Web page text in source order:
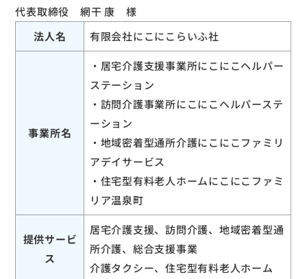
代表取締役 網干 康 様
法人名
有限会社にこにこらいふ社
事業所名
・居宅介護支援事業所にこにこヘルパー
ステーション
・訪問介護事業所にこにこヘルパーステ
ーション
・地域密着型通所介護にこにこファミリ
アデイサービス
・住宅型有料老人ホームにこにこファミ
リア温泉町
提供サービ
ス
居宅介護支援、訪問介護、地域密着型通
所介護、総合支援事業
介護タクシー、住宅型有料老人ホーム